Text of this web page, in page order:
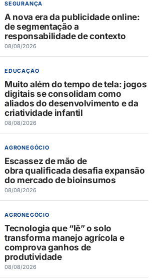
SEGURANÇA
A nova era da publicidade online:
de segmentação a
responsabilidade de contexto
08/08/2026
EDUCAÇÃO
Muito além do tempo de tela: jogos
digitais se consolidam como
aliados do desenvolvimento e da
criatividade infantil
08/08/2026
AGRONEGÓCIO
Escassez de mão de
obra qualificada desafia expansão
do mercado de bioinsumos
08/08/2026
AGRONEGÓCIO
Tecnologia que “lê” o solo
transforma manejo agrícola e
comprova ganhos de
produtividade
08/08/2026